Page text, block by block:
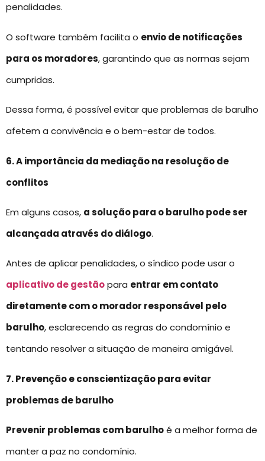
penalidades.
O software também facilita o envio de notificações
para os moradores, garantindo que as normas sejam
cumpridas.
Dessa forma, é possível evitar que problemas de barulho
afetem a convivência e o bem-estar de todos.
6. A importância da mediação na resolução de
conflitos
Em alguns casos, a solução para o barulho pode ser
alcançada através do diálogo.
Antes de aplicar penalidades, o síndico pode usar o
aplicativo de gestãopara entrar em contato
diretamente com o morador responsável pelo
barulho, esclarecendo as regras do condomínio e
tentando resolver a situação de maneira amigável.
7. Prevenção e conscientização para evitar
problemas de barulho
Prevenir problemas com barulhoé a melhor forma de
manter a paz no condomínio.